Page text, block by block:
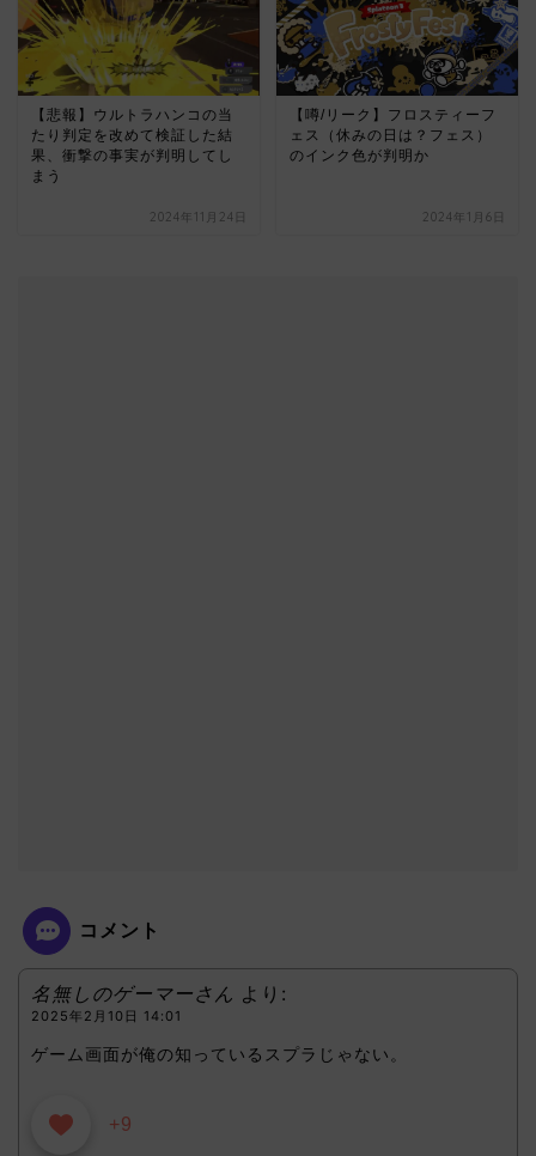
【悲報】ウルトラハンコの当
たり判定を改めて検証した結
果、衝撃の事実が判明してし
まう
2024年11月24日
【噂/リーク】フロスティーフ
ェス（休みの日は？フェス）
のインク色が判明か
2024年1月6日
コメント
名無しのゲーマーさん より:
2025年2月10日 14:01
ゲーム画面が俺の知っているスプラじゃない。
+9